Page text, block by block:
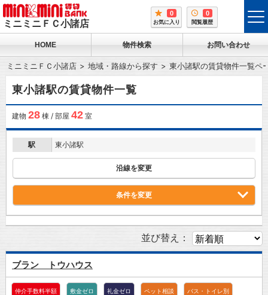
ミニミニＦＣ小諸店
0
お気に入り
0
閲覧履歴
HOME 物件検索 お問い合わせ
ミニミニＦＣ小諸店 地域・路線から探す 東小諸駅の賃貸物件一覧ペ
東小諸駅の賃貸物件一覧
建物 28棟 / 部屋 42室
駅 東小諸駅
沿線を変更
条件を変更
並び替え：
ブラン トウハウス
仲介手数料半額 敷金ゼロ 礼金ゼロ ペット相談 バス・トイレ別